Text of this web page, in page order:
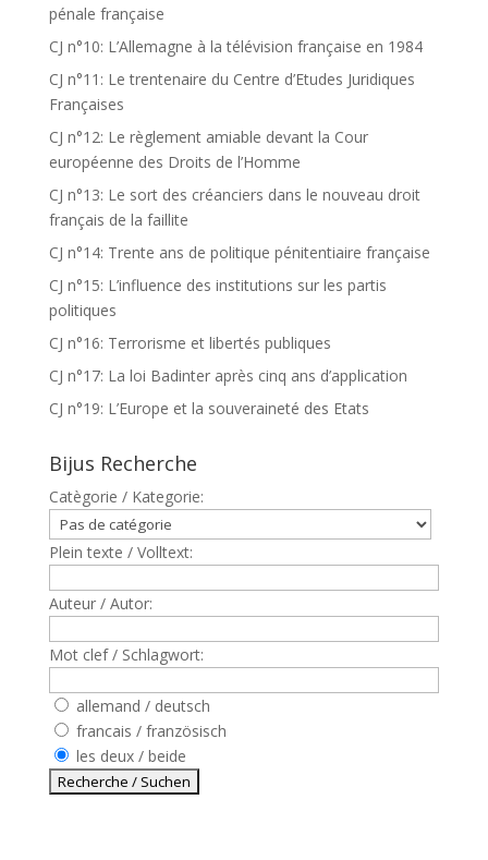
pénale française
CJ n°10: L’Allemagne à la télévision française en 1984
CJ n°11: Le trentenaire du Centre d’Etudes Juridiques
Françaises
CJ n°12: Le règlement amiable devant la Cour
européenne des Droits de l’Homme
CJ n°13: Le sort des créanciers dans le nouveau droit
français de la faillite
CJ n°14: Trente ans de politique pénitentiaire française
CJ n°15: L’influence des institutions sur les partis
politiques
CJ n°16: Terrorisme et libertés publiques
CJ n°17: La loi Badinter après cinq ans d’application
CJ n°19: L’Europe et la souveraineté des Etats
Bijus Recherche
Catègorie / Kategorie:
Plein texte / Volltext:
Auteur / Autor:
Mot clef / Schlagwort:
allemand / deutsch
francais / französisch
les deux / beide